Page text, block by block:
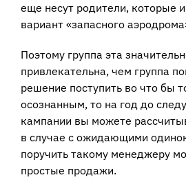
еще несут родители, которые
вариант «запасного
Поэтому группа эта
привлекательна, чем группа
решение поступить во что бы
осознанным, то на год до
кампании вы можете
в случае с ожидающими
поручить такому менеджеру
простые продажи.